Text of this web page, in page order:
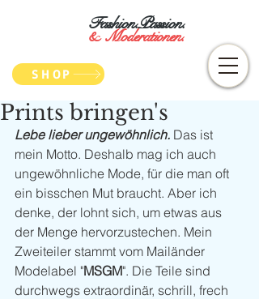
Fashion.Passion.
&Moderationen.
SHOP
Prints bringen's
Lebe lieber ungewöhnlich. Das ist
mein Motto. Deshalb mag ich auch
ungewöhnliche Mode, für die man oft
ein bisschen Mut braucht. Aber ich
denke, der lohnt sich, um etwas aus
der Menge hervorzustechen. Mein
Zweiteiler stammt vom Mailänder
Modelabel "MSGM". Die Teile sind
durchwegs extraordinär, schrill, frech